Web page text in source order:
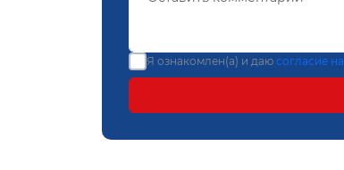
Я ознакомлен(а) и даю согласие